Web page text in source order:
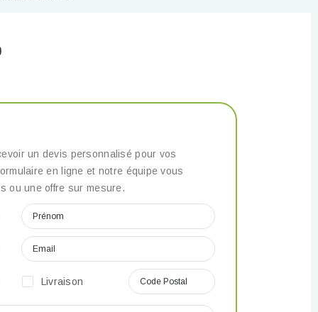
un devis personnalisé pour vos
en ligne et notre équipe vous
ou une offre sur mesure.
Livraison